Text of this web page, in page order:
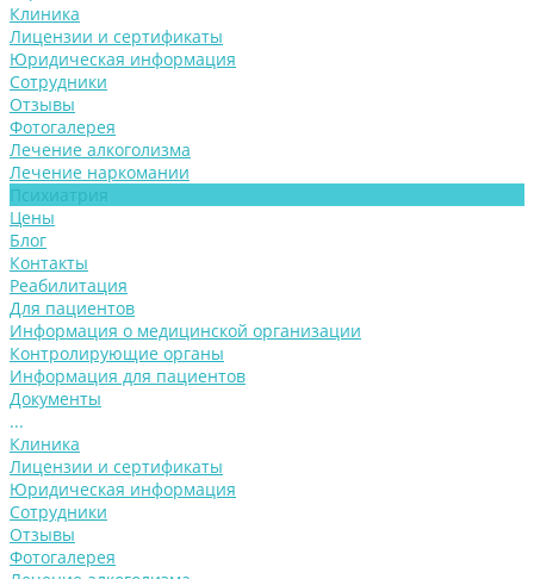
Клиника
Лицензии и сертификаты
Юридическая информация
Сотрудники
Отзывы
Фотогалерея
Лечение алкоголизма
Лечение наркомании
Психиатрия
Цены
Блог
Контакты
Реабилитация
Для пациентов
Информация о медицинской организации
Контролирующие органы
Информация для пациентов
Документы
...
Клиника
Лицензии и сертификаты
Юридическая информация
Сотрудники
Отзывы
Фотогалерея